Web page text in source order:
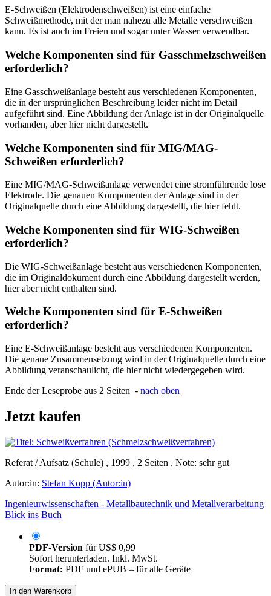
E-Schweißen (Elektrodenschweißen) ist eine einfache
Schweißmethode, mit der man nahezu alle Metalle verschweißen
kann. Es ist auch im Freien und sogar unter Wasser verwendbar.
Welche Komponenten sind für Gasschmelzschweißen
erforderlich?
Eine Gasschweißanlage besteht aus verschiedenen Komponenten,
die in der ursprünglichen Beschreibung leider nicht im Detail
aufgeführt sind. Eine Abbildung der Anlage ist in der Originalquelle
vorhanden, aber hier nicht dargestellt.
Welche Komponenten sind für MIG/MAG-
Schweißen erforderlich?
Eine MIG/MAG-Schweißanlage verwendet eine stromführende lose
Elektrode. Die genauen Komponenten der Anlage sind in der
Originalquelle durch eine Abbildung dargestellt, die hier fehlt.
Welche Komponenten sind für WIG-Schweißen
erforderlich?
Die WIG-Schweißanlage besteht aus verschiedenen Komponenten,
die im Originaldokument durch eine Abbildung dargestellt werden,
hier aber nicht enthalten sind.
Welche Komponenten sind für E-Schweißen
erforderlich?
Eine E-Schweißanlage besteht aus verschiedenen Komponenten.
Die genaue Zusammensetzung wird in der Originalquelle durch eine
Abbildung veranschaulicht, die hier nicht wiedergegeben wird.
Ende der Leseprobe aus 2 Seiten - nach oben
Jetzt kaufen
Referat / Aufsatz (Schule) , 1999 , 2 Seiten , Note: sehr gut
Autor:in: Stefan Kopp (Autor:in)
Ingenieurwissenschaften - Metallbautechnik und Metallverarbeitung
Blick ins Buch
PDF-Version fürUS$ 0,99
Sofort herunterladen. Inkl. MwSt.
Format: PDF und ePUB – für alle Geräte
In den Warenkorb